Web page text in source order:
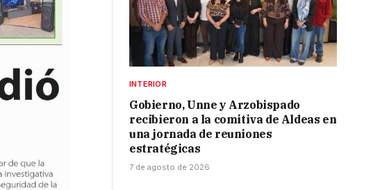
INTERIOR
Gobierno, Unne y Arzobispado
recibieron a la comitiva de Aldeas en
una jornada de reuniones
estratégicas
7 de agosto de 2026